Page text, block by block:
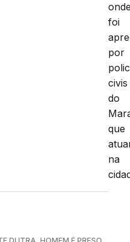
foi
por
civis
do
que
na